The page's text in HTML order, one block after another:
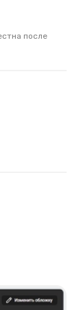
после